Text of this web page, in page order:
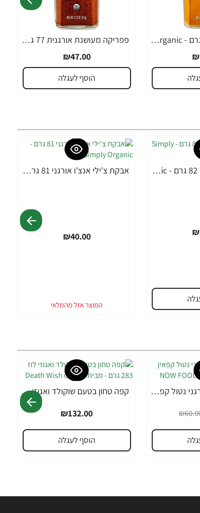
כורכום אורגני 67 גרם - Simply Organic
פפריקה מעושנת אורגנית 77 גרם - Simply Organic
₪47.00
הוסף לעגלה
אבקת צ'ילי אורגני 82 גרם - Simply Organic אבקת צ'ילי אנצ'ו אורגני 81 גרם - Simply Organic
₪40.00
חליטת קמומיל אורגני נטול קפאין 24 שקיקי תה - מבית NOW FOODS
קפה טחון בטעם שוקולד ואגוזי לוז 283 גרם - מבית Death Wish Coffee
₪132.00
הוסף לעגלה